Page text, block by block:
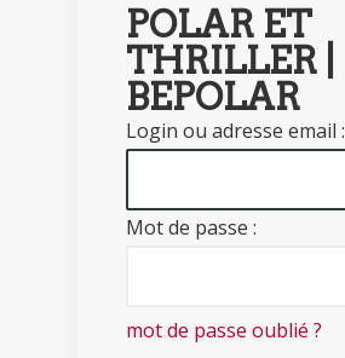
POLAR ET
THRILLER |
BEPOLAR
Login ou adresse email :
Mot de passe :
mot de passe oublié ?